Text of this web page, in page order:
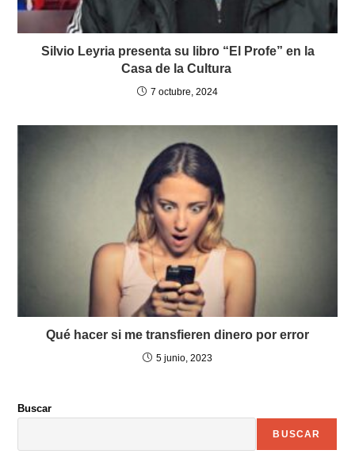
Silvio Leyria presenta su libro “El Profe” en la
Casa de la Cultura
7 octubre, 2024
Qué hacer si me transfieren dinero por error
5 junio, 2023
Buscar
BUSCAR